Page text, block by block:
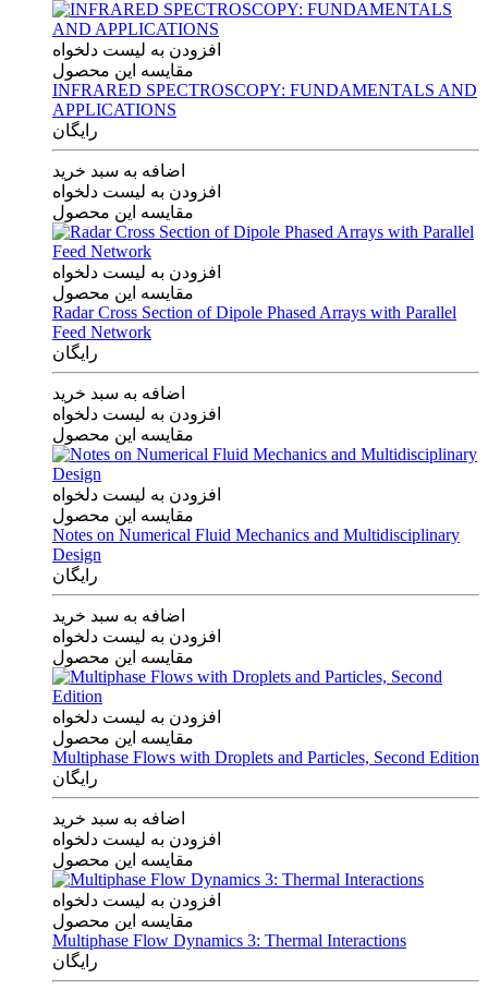
افزودن به لیست دلخواه
مقایسه این محصول
INFRARED SPECTROSCOPY: FUNDAMENTALS AND
APPLICATIONS
رایگان
اضافه به سبد خرید
افزودن به لیست دلخواه
مقایسه این محصول
افزودن به لیست دلخواه
مقایسه این محصول
Radar Cross Section of Dipole Phased Arrays with Parallel
Feed Network
رایگان
اضافه به سبد خرید
افزودن به لیست دلخواه
مقایسه این محصول
افزودن به لیست دلخواه
مقایسه این محصول
Notes on Numerical Fluid Mechanics and Multidisciplinary
Design
رایگان
اضافه به سبد خرید
افزودن به لیست دلخواه
مقایسه این محصول
افزودن به لیست دلخواه
مقایسه این محصول
Multiphase Flows with Droplets and Particles, Second Edition
رایگان
اضافه به سبد خرید
افزودن به لیست دلخواه
مقایسه این محصول
افزودن به لیست دلخواه
مقایسه این محصول
Multiphase Flow Dynamics 3: Thermal Interactions
رایگان